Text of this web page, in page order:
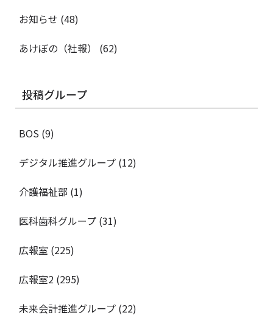
お知らせ (48)
あけぼの（社報）
(62)
投稿グループ
BOS (9)
デジタル推進グループ (12)
介護福祉部 (1)
医科歯科グループ (31)
広報室 (225)
広報室2 (295)
未来会計推進グループ (22)